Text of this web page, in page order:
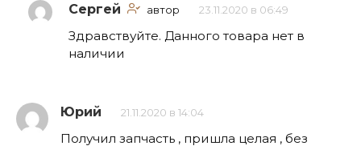
Сергей автор 23.11.2020 в 06:49
Здравствуйте. Данного товара нет в
наличии
Юрий 21.11.2020 в 14:04
Получил запчасть , пришла целая , без